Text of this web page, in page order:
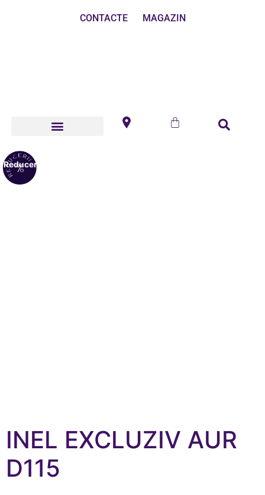
CONTACTE MAGAZIN
Reduceri!
INEL EXCLUZIV AUR
D115